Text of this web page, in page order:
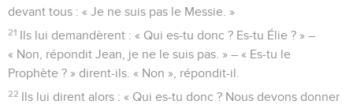
devant tous : « Je ne suis pas le Messie. »
21 Ils lui demandèrent : « Qui es-tu donc ? Es-tu Élie ? » –
« Non, répondit Jean, je ne le suis pas. » – « Es-tu le
Prophète ? » dirent-ils. « Non », répondit-il.
22 Ils lui dirent alors : « Qui es-tu donc ? Nous devons donner